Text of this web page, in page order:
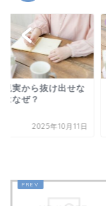
現実から抜け出せな
はなぜ？
2025年10月11日